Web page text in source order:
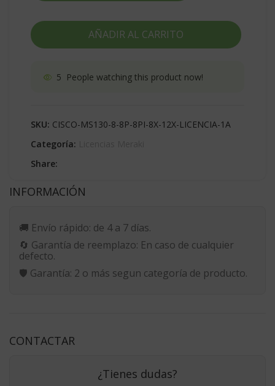
AÑADIR AL CARRITO
5 People watching this product now!
SKU: CISCO-MS130-8-8P-8PI-8X-12X-LICENCIA-1A
Categoría:
Share:
INFORMACIÓN
🚚 Envío rápido: de 4 a 7 días.
🔄 Garantía de reemplazo: En caso de cualquier
defecto.
🛡️ Garantía: 2 o más segun categoría de producto.
CONTACTAR
¿Tienes dudas?